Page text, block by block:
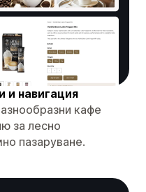
и навигация
кафе
за лесно
пазаруване.